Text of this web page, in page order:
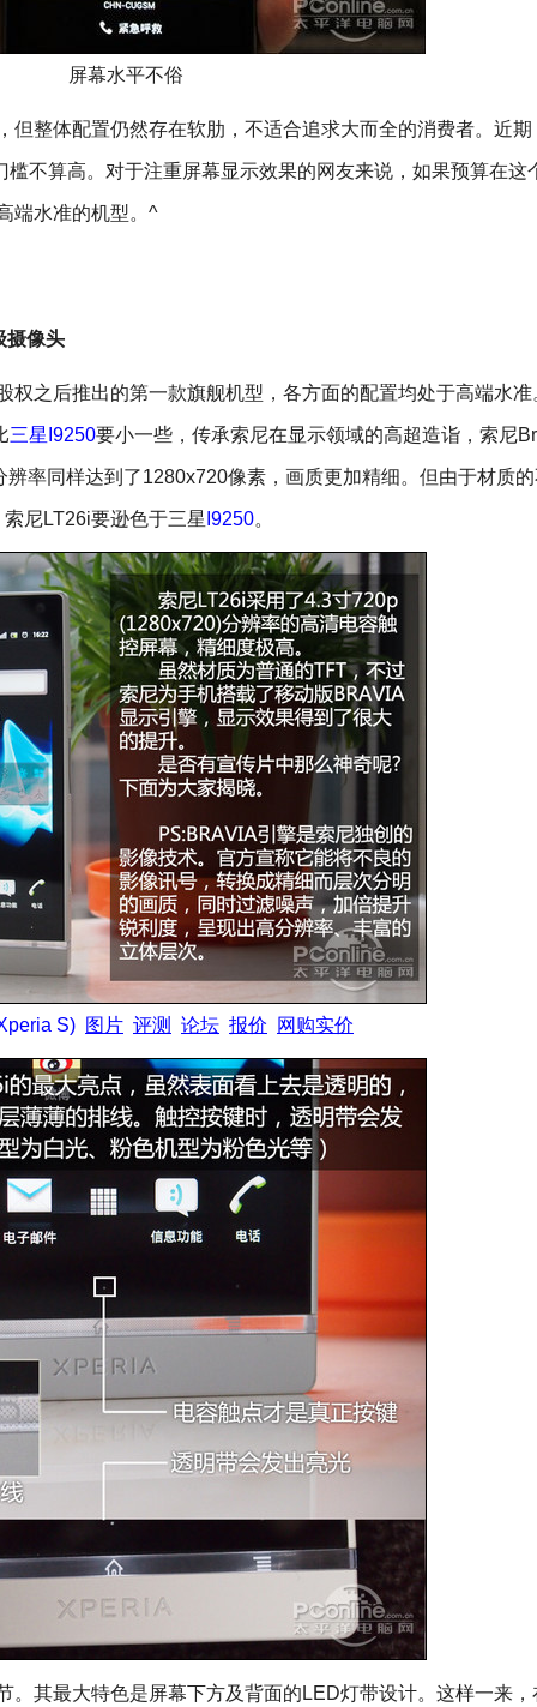
屏幕水平不俗
但整体配置仍然存在软肋，不适合追求大而全的消费者。近
不算高。对于注重屏幕显示效果的网友来说，如果预算在这
端水准的机型。^
摄像头
后推出的第一款旗舰机型，各方面的配置均处于高端水准
三星I9250要小一些，传承索尼在显示领域的高超造诣，索尼
率同样达到了1280x720像素，画质更加精细。但由于材质
尼LT26i要逊色于三星 I9250。
S) 图片 评测 论坛 报价 网购实价
最大特色是屏幕下方及背面的LED灯带设计。这样一来，